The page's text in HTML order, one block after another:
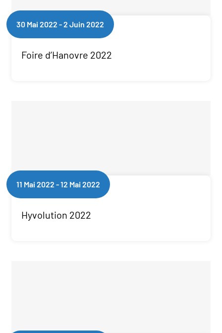
Foire d’Hanovre 2022
30 Mai 2022 -2 Juin 2022
Hyvolution 2022
11 Mai 2022 -12 Mai 2022